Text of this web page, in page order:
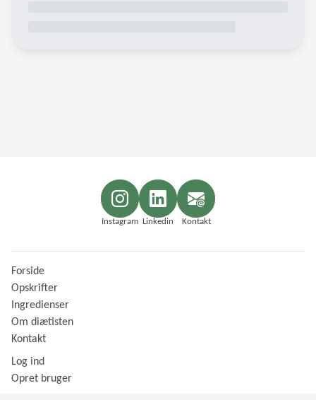
Instagram Linkedin Kontakt
Forside
Opskrifter
Ingredienser
Om diætisten
Kontakt
Log ind
Opret bruger